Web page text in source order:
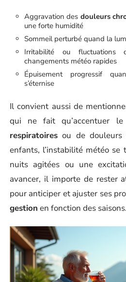
Aggravation des douleurs
une forte humidité
Sommeil perturbé quand la
Irritabilité ou fluctuations
changements météo rapides
Épuisement progressif
s’éternise
Il convient aussi de
qui ne fait qu’accentuer
respiratoires ou de douleurs
enfants, l’instabilité météo
nuits agitées ou une
avancer, il importe de rester
pour anticiper et ajuster ses
gestion en fonction des saisons.